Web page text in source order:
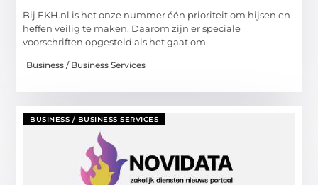
Bij EKH.nl is het onze nummer één prioriteit om hijsen en
heffen veilig te maken. Daarom zijn er speciale
voorschriften opgesteld als het gaat om
Business / Business Services
BUSINESS / BUSINESS SERVICES